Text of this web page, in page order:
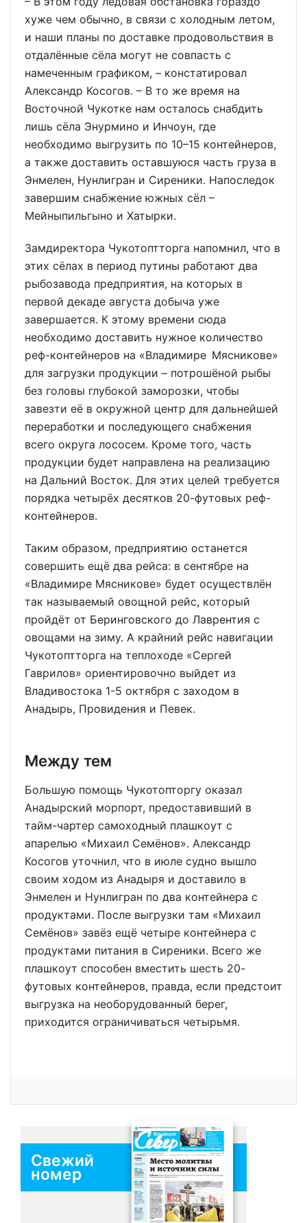
хуже чем обычно, в связи с холодным летом,
и наши планы по доставке продовольствия в
отдалённые сёла могут не совпасть с
намеченным графиком, – констатировал
Александр Косогов. – В то же время на
Восточной Чукотке нам осталось снабдить
лишь сёла Энурмино и Инчоун, где
необходимо выгрузить по 10–15 контейнеров,
а также доставить оставшуюся часть груза в
Энмелен, Нунлигран и Сиреники. Напоследок
завершим снабжение южных сёл –
Мейныпильгыно и Хатырки.
Замдиректора Чукотоптторга напомнил, что в
этих сёлах в период путины работают два
рыбозавода предприятия, на которых в
первой декаде августа добыча уже
завершается. К этому времени сюда
необходимо доставить нужное количество
реф-контейнеров на «Владимире Мясникове»
для загрузки продукции – потрошёной рыбы
без головы глубокой заморозки, чтобы
завезти её в окружной центр для дальнейшей
переработки и последующего снабжения
всего округа лососем. Кроме того, часть
продукции будет направлена на реализацию
на Дальний Восток. Для этих целей требуется
порядка четырёх десятков 20-футовых реф-
контейнеров.
Таким образом, предприятию останется
совершить ещё два рейса: в сентябре на
«Владимире Мясникове» будет осуществлён
так называемый овощной рейс, который
пройдёт от Беринговского до Лаврентия с
овощами на зиму. А крайний рейс навигации
Чукотоптторга на теплоходе «Сергей
Гаврилов» ориентировочно выйдет из
Владивостока 1-5 октября с заходом в
Анадырь, Провидения и Певек.
Между тем
Большую помощь Чукотопторгу оказал
Анадырский морпорт, предоставивший в
тайм-чартер самоходный плашкоут с
апарелью «Михаил Семёнов». Александр
Косогов уточнил, что в июле судно вышло
своим ходом из Анадыря и доставило в
Энмелен и Нунлигран по два контейнера с
продуктами. После выгрузки там «Михаил
Семёнов» завёз ещё четыре контейнера с
продуктами питания в Сиреники. Всего же
плашкоут способен вместить шесть 20-
футовых контейнеров, правда, если предстоит
выгрузка на необорудованный берег,
приходится ограничиваться четырьмя.
Свежий
номер